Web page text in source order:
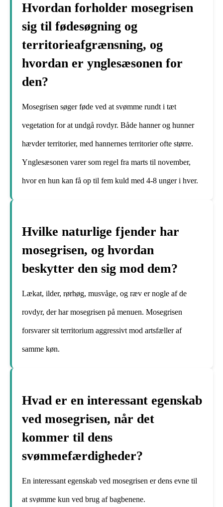
Hvordan forholder mosegrisen
sig til fødesøgning og
territorieafgrænsning, og
hvordan er ynglesæsonen for
den?
Mosegrisen søger føde ved at svømme rundt i tæt
vegetation for at undgå rovdyr. Både hanner og hunner
hævder territorier, med hannernes territorier ofte større.
Ynglesæsonen varer som regel fra marts til november,
hvor en hun kan få op til fem kuld med 4-8 unger i hver.
Hvilke naturlige fjender har
mosegrisen, og hvordan
beskytter den sig mod dem?
Lækat, ilder, rørhøg, musvåge, og ræv er nogle af de
rovdyr, der har mosegrisen på menuen. Mosegrisen
forsvarer sit territorium aggressivt mod artsfæller af
samme køn.
Hvad er en interessant egenskab
ved mosegrisen, når det
kommer til dens
svømmefærdigheder?
En interessant egenskab ved mosegrisen er dens evne til
at svømme kun ved brug af bagbenene.